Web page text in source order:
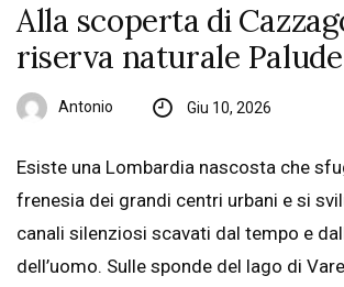
Alla scoperta di
riserva naturale
Antonio Giu 10, 2026
Esiste una Lombardia nascosta che
frenesia dei grandi centri urbani e si
canali silenziosi scavati dal tempo e
dell’uomo. Sulle sponde del lago di